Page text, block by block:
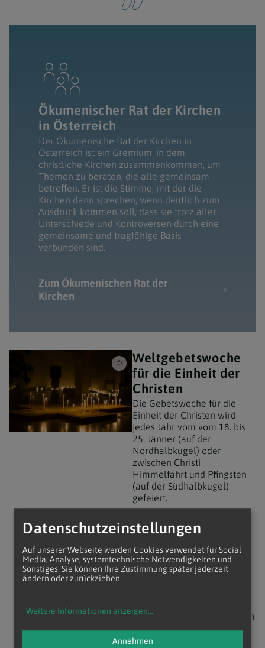
Ökumenischer Rat der Kirchen
in Österreich
Der Ökumenische Rat der Kirchen in
Österreich ist ein Gremium, in dem
christliche Kirchen zusammenkommen, um
Themen zu beraten, die alle gemeinsam
betreffen. Er ist die Stimme, mit der die
Kirchen dann sprechen, wenn deutlich zum
Ausdruck kommen soll, dass sie trotz aller
Unterschiede und Kontroversen durch eine
gemeinsame und tragfähige Basis
verbunden sind.
Zum Ökumenischen Rat der
Kirchen
Erzdiözsese Wien/Stephan Schönlaub /
Weltgebetswoche
für die Einheit der
Christen
Die Gebetswoche für die
Einheit der Christen wird
jedes Jahr vom vom 18. bis
25. Jänner (auf der
Nordhalbkugel) oder
zwischen Christi
Himmelfahrt und Pfingsten
(auf der Südhalbkugel)
gefeiert.
Die Ursprünge der
Weltgebetswoche gehen bis
in die zweite Hälfte des 18.
Jahrhunderts zurück. Seit
1968 werden die Themen
Einheit der Christen und dem
weltweiten Ökumenischen
Rat der Kirchen
Datenschutzeinstellungen
Auf unserer Webseite werden Cookies verwendet für Social
Media, Analyse, systemtechnische Notwendigkeiten und
Sonstiges. Sie können Ihre Zustimmung später jederzeit
ändern oder zurückziehen.
Weitere Informationen anzeigen...
Annehmen